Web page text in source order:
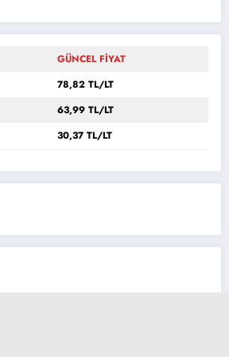
GÜNCEL FİYAT
78,82 TL/LT
63,99 TL/LT
30,37 TL/LT